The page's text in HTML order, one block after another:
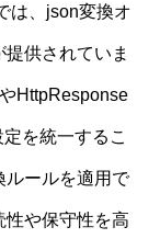
は、json変換オ
供されていま
HttpResponse
を統一するこ
ルールを適用で
性や保守性を高